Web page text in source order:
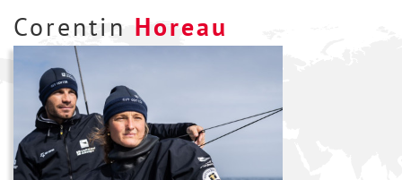
Corentin Horeau